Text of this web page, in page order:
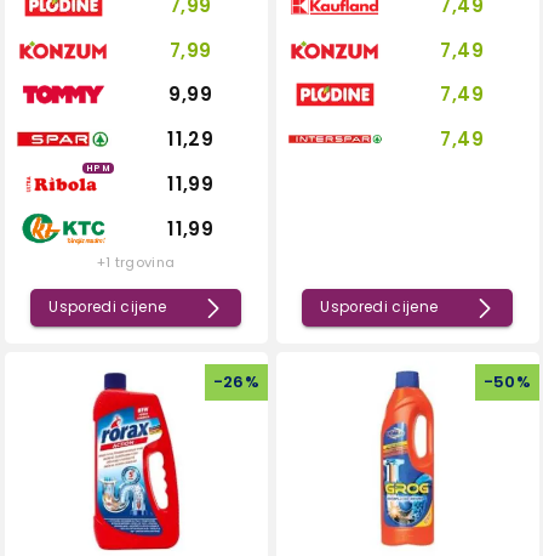
7,99
7,99
9,99
11,29
HPM
11,99
11,99
+1 trgovina
Usporedi cijene
7,49
7,49
7,49
7,49
Usporedi cijene
-26% -50%